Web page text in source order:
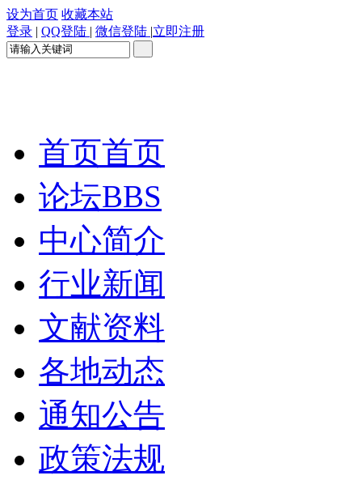
设为首页 收藏本站
登录 | QQ登陆 | 微信登陆 |立即注册
首页首页
论坛BBS
中心简介
行业新闻
文献资料
各地动态
通知公告
政策法规